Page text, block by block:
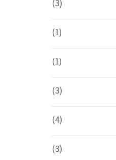
(3)
(1)
(1)
(3)
(4)
(3)